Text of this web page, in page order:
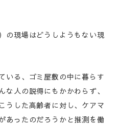
の現場はどうしようもない現
いる、ゴミ屋敷の中に暮らす
人の説得にもかかわらず、
うした高齢者に対し、ケアマ
あったのだろうかと推測を働